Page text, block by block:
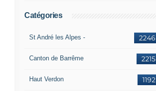
Catégories
2246
St André les Alpes -
2215
Canton de Barrême
1192
Haut Verdon